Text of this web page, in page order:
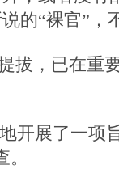
的“裸官”，
拔，已在重
开展了一项